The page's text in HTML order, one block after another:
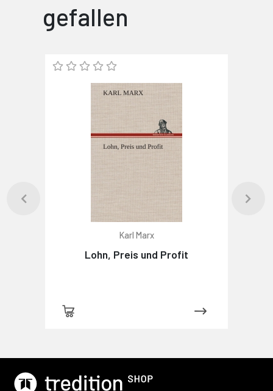
gefallen
Karl Marx
Lohn, Preis und Profit